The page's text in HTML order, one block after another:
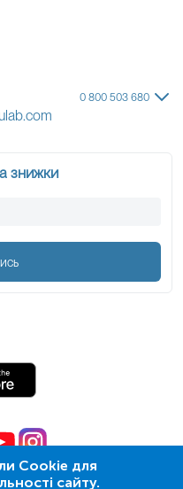
Cookie для
сайту.
0 800 503 680
знижки